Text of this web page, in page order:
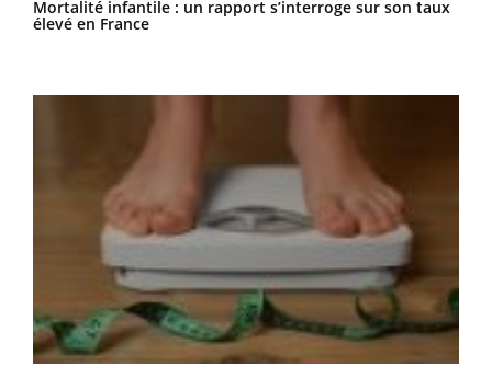
Mortalité infantile : un rapport s’interroge sur son taux
élevé en France